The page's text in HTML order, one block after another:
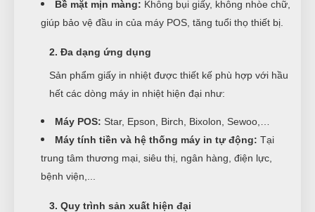
Bề mặt mịn màng: Không bụi giấy, không nhòe chữ,
giúp bảo vệ đầu in của máy POS, tăng tuổi thọ thiết bị.
2. Đa dạng ứng dụng
Sản phẩm giấy in nhiệt được thiết kế phù hợp với hầu
hết các dòng máy in nhiệt hiện đại như:
Máy POS: Star, Epson, Birch, Bixolon, Sewoo,…
Máy tính tiền và hệ thống máy in tự động: Tại
trung tâm thương mại, siêu thị, ngân hàng, điện lực,
bệnh viện,...
3. Quy trình sản xuất hiện đại